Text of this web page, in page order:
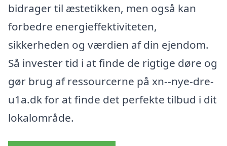
bidrager til æstetikken, men også kan
forbedre energieffektiviteten,
sikkerheden og værdien af din ejendom.
Så invester tid i at finde de rigtige døre og
gør brug af ressourcerne på xn--nye-dre-
u1a.dk for at finde det perfekte tilbud i dit
lokalområde.